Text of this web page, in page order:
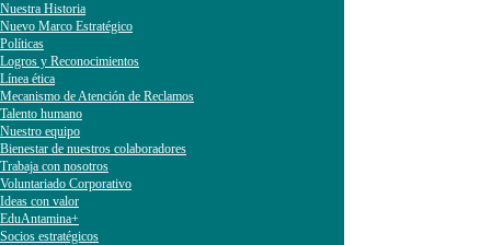
Nuestra Historia
Nuevo Marco Estratégico
Políticas
Logros y Reconocimientos
Línea ética
Mecanismo de Atención de Reclamos
Talento humano
Nuestro equipo
Bienestar de nuestros colaboradores
Trabaja con nosotros
Voluntariado Corporativo
Ideas con valor
EduAntamina+
Socios estratégicos